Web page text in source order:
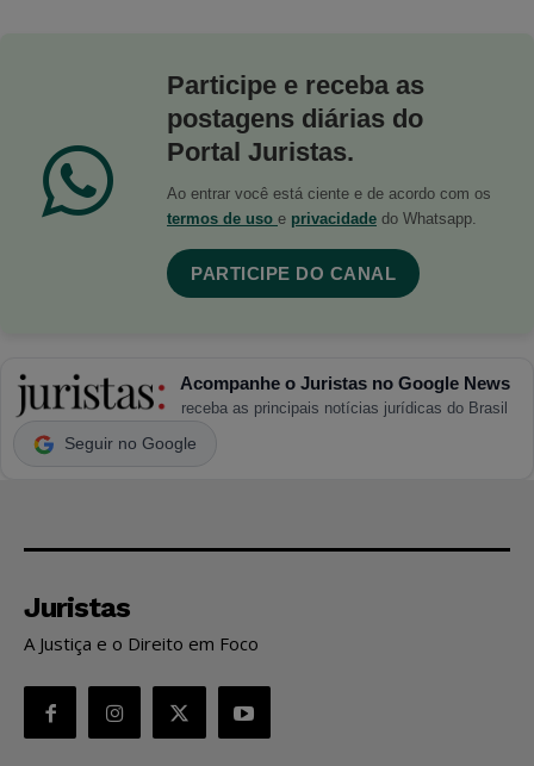
Participe e receba as
postagens diárias do
Portal Juristas.
Ao entrar você está ciente e de acordo com os
termos de uso e privacidade do Whatsapp.
PARTICIPE DO CANAL
Acompanhe o Juristas no Google News
receba as principais notícias jurídicas do Brasil
Seguir no Google
Juristas
A Justiça e o Direito em Foco